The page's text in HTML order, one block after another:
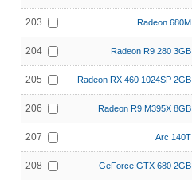
203 Radeon 680M
204 Radeon R9 280 3GB
205 Radeon RX 460 1024SP 2GB
206 Radeon R9 M395X 8GB
207 Arc 140T
208 GeForce GTX 680 2GB